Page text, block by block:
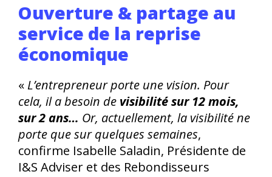
Ouverture & partage au
service de la reprise
économique
« L’entrepreneur porte une vision. Pour
cela, il a besoin de visibilité sur 12 mois,
sur 2 ans… Or, actuellement, la visibilité ne
porte que sur quelques semaines,
confirme Isabelle Saladin, Présidente de
I&S Adviser et des Rebondisseurs